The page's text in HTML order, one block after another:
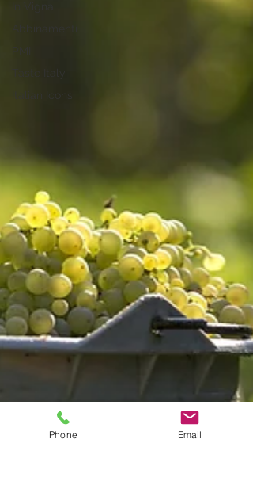
Italian Icons
Phone Email